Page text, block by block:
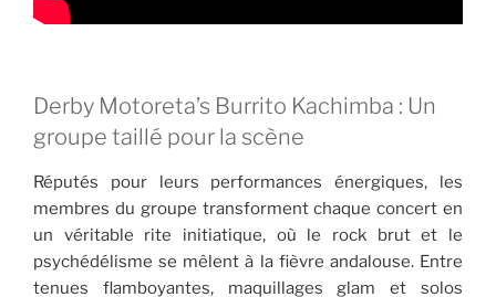
Derby Motoreta’s Burrito Kachimba : Un
groupe taillé pour la scène
Réputés pour leurs performances énergiques, les
membres du groupe transforment chaque concert en
un véritable rite initiatique, où le rock brut et le
psychédélisme se mêlent à la fièvre andalouse. Entre
tenues flamboyantes, maquillages glam et solos